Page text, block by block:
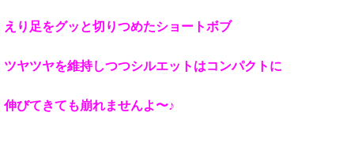
えり足をグッと切りつめたショートボブ
ツヤツヤを維持しつつシルエットはコンパクトに
伸びてきても崩れませんよ〜♪